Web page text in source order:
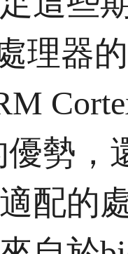
理器
勢，
配的